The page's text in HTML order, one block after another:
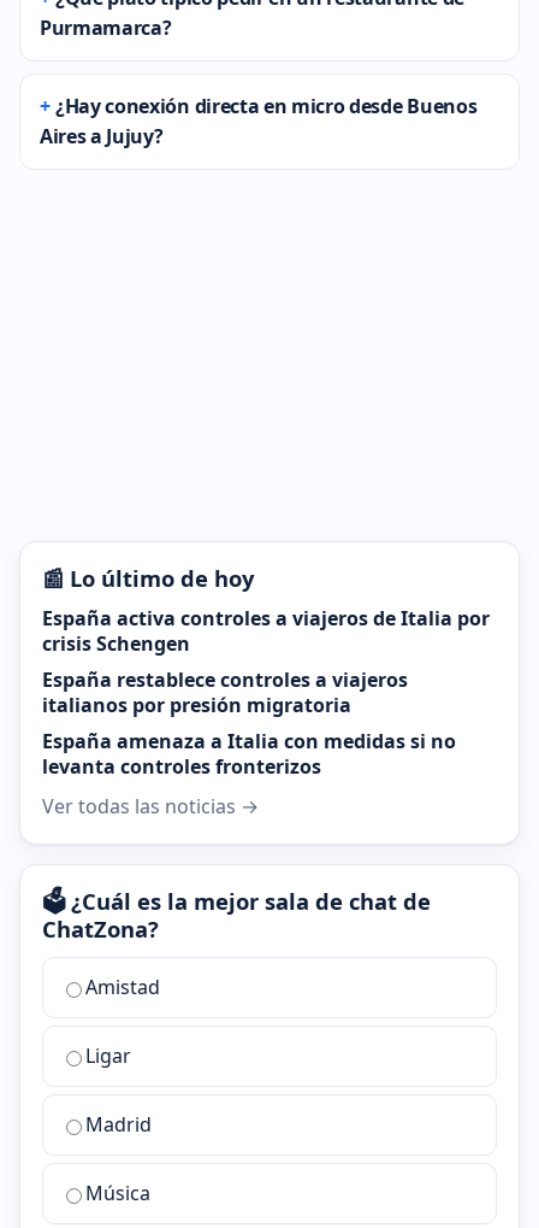
Purmamarca?
¿Hay conexión directa en micro desde Buenos
Aires a Jujuy?
📰 Lo último de hoy
España activa controles a viajeros de Italia por
crisis Schengen
España restablece controles a viajeros
italianos por presión migratoria
España amenaza a Italia con medidas si no
levanta controles fronterizos
Ver todas las noticias →
🗳️ ¿Cuál es la mejor sala de chat de
ChatZona?
¿Cuál
la
mejor
sala
chat
ChatZona?
Amistad
Ligar
Madrid
Música